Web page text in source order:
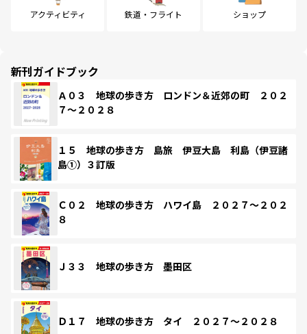
アクティビティ 鉄道・フライト ショップ
新刊ガイドブック
Ａ０３ 地球の歩き方 ロンドン＆近郊の町 ２０２
７～２０２８
１５ 地球の歩き方 島旅 伊豆大島 利島（伊豆諸
島①）３訂版
Ｃ０２ 地球の歩き方 ハワイ島 ２０２７～２０２
８
Ｊ３３ 地球の歩き方 墨田区
Ｄ１７ 地球の歩き方 タイ ２０２７～２０２８